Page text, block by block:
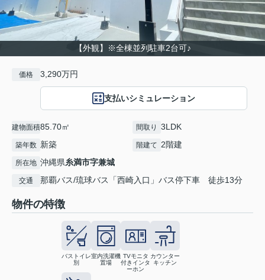
【外観】※全棟並列駐車2台可♪
価格 3,290万円
支払いシミュレーション
建物面積85.70㎡ 間取り 3LDK
築年数 新築 階建て 2階建
所在地 沖縄県糸満市字兼城
交通 那覇バス/琉球バス「西崎入口」バス停下車 徒歩13分
物件の特徴
バストイレ
別
室内洗濯機
置場
TVモニタ
付きインタ
ーホン
カウンター
キッチン